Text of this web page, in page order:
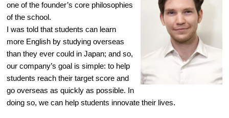
one of the founder’s core philosophies
of the school.
I was told that students can learn
more English by studying overseas
than they ever could in Japan; and so,
our company’s goal is simple: to help
students reach their target score and
go overseas as quickly as possible. In
doing so, we can help students innovate their lives.